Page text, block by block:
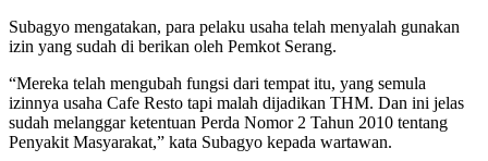
Subagyo mengatakan, para pelaku usaha telah menyalah gunakan
izin yang sudah di berikan oleh Pemkot Serang.
“Mereka telah mengubah fungsi dari tempat itu, yang semula
izinnya usaha Cafe Resto tapi malah dijadikan THM. Dan ini jelas
sudah melanggar ketentuan Perda Nomor 2 Tahun 2010 tentang
Penyakit Masyarakat,” kata Subagyo kepada wartawan.